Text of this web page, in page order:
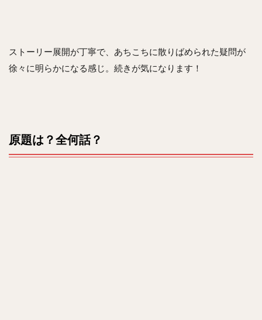
ストーリー展開が丁寧で、あちこちに散りばめられた疑問が
徐々に明らかになる感じ。続きが気になります！
原題は？全何話？